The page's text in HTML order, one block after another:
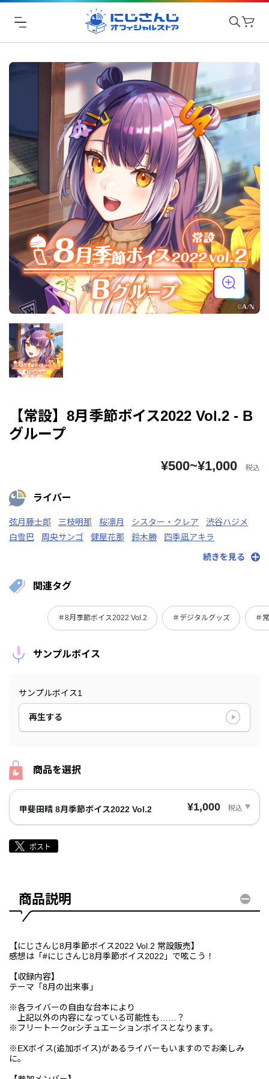
【常設】8月季節ボイス2022 Vol.2 - B
グループ
¥500~¥1,000 税込
ライバー
弦月藤士郎 三枝明那 桜凛月 シスター・クレア
渋谷ハジメ
白雪巴
周央サンゴ 健屋花那 鈴木勝
四季凪アキラ
にじさんじ
続きを見る
関連タグ
＃8月季節ボイス2022 Vol.2 ＃デジタルグッズ ＃
サンプルボイス
サンプルボイス1
再生する
商品を選択
甲斐田晴 8月季節ボイス2022 Vol.2 ¥1,000 税込
商品説明
【にじさんじ8月季節ボイス2022 Vol.2 常設販売】
感想は「#にじさんじ8月季節ボイス2022」で呟こう！
【収録内容】
テーマ「8月の出来事」
※各ライバーの自由な台本により
上記以外の内容になっている可能性も……？
※フリートークorシチュエーションボイスとなります。
※EXボイス(追加ボイス)があるライバーもいますのでお楽しみ
に。